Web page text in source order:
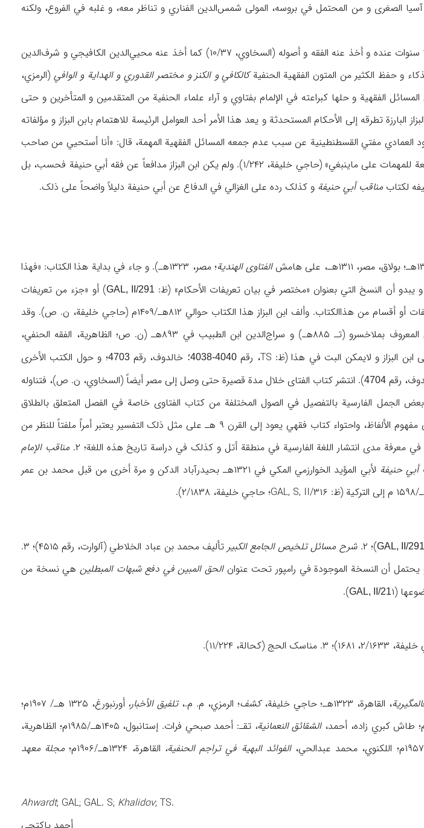
ص). والتقی في آسیا الصغری و من المحتمل في بروسه، المولی شمس‌الدین الفناري و تناظر معه، و غلبه في الفروع، ولکنه
ویمکن ذکر ابن عربشاه أحد تلامذة ابن البزاز حیث أقام ۴ سنوات عنده و أخذ عنه الفقه و أصوله (السخاوي، ۱۰/۳۷) کما أخذ عنه محیي‌الدین الکافیجي و شرف‌الدین
کالکافي و الکنز و مختصر القدوري و الهدایة و الوافي (الرمزي،
الفقهیة و حلها کبراعته في الإلمام بفتاوي و آراء علماء الحنفیة من المتقدمین و المتأخرین و حتی
تطرقه إلی الأحکام المستحدثة و یعد هذا الأمر أحد العوامل الرئیسة للاهتمام بابن البزاز و مؤلفاته
العمادي مفتي القسطنطینیة عن سبب عدم جمعه المسائل الفقهیة المهمة، قال: «أنا أستحیي من صاحب
] لأنه مجموعة شریفة جامعة للمهمات علی ماینبغي» (حاجي خلیفة، ۱/۲۴۲). ولم یکن ابن البزاز مدافعاً عن فقه أبي حنیفة فحسب، بل
لکتابمناقب أبي حنیفةو کذلک رده علی الغزالي في الدفاع عن أبي حنیفة دلیلاً واضحاً علی ذلک.
الفتاوی الهندیة
؛ مصر، ۱۳۲۳هـ). و جاء في بدایة هذا الکتاب: «فهذا
و یبدو أن النسخ التي بعنوان «مختصر في بیان تعریفات الأحکام» (ظ: GAL, II/291) أو «جزء من تعریفات
، ۹(۱)/۲۷) هي في الواقع مقتطفات أو أقسام من هذاالکتاب. وألف ابن البزاز هذا الکتاب حوالي ۸۱۲هـ/۱۴۰۹م (حاجي خلیفة، ن. ص). وقد
لخص هذا الکتاب جماعة منهم محمد بن فرامرز الرومي المعروف بملاخسرو (تـ ۸۸۵هـ) و سراج‌الدین ابن الطبیب في ۸۹۳هـ (ن. ص؛ الظاهریة، الفقه الحنفي،
4040-4038؛ خالدوف، رقم4703؛ و حول الکتب الأخری
رقم4704). انتشر کتاب الفتای خلال مدة قصیرة حتی وصل إلی مصر أیضاً (السخاوي، ن. ص)، فتناوله
بعض الجمل الفارسیة بالتفصیل في الصول المختلفة من کتاب الفتاوی خاصة في الفصل المتعلق بالطلاق
والارتداد و في المواضع التي یدور الحکم الفقهي فیها علی مفهوم الألفاظ، واحتواء کتاب فقهي یعود إلی القرن ۹ هـ علی مثل ذلک التفسیر یعتبر أمراً ملفتاً للنظر من
مدی انتشار اللغة الفارسیة في منطقة أتل و کذلک في دراسة تاریخ هذه اللغة؛ ۲.
مناقب الإمام
حنیفة
لأبي المؤید الخوارزمي المکي في ۱۳۲۱هـ بحیدرآباد الدکن و مرة أخری من قبل محمد بن عمر
)؛ ۲. شرح مسائل تلخیص الجامع الکبیرتألیف محمد بن عباد الخلاطي (آلوارت، رقم ۴۵۱۵)؛ ۳.
یحتمل أن النسخة الموجودة في رامپور تحت عنوان الحق المبین في دفع شبهات المبطلین هي نسخة من
(
GAL, II/21۱).
، القاهرة، ۱۳۲۳هـ؛ حاجي خلیفة، کشف؛ الرمزي، م. م.، تلفیق الأخبار،
أورنبورغ، ۱۳۲۵ هـ/ ۱۹۰۷م؛
الشقائق النعمانیة، تقـ: أحمد صبحي فرات. إستانبول، ۱۴۰۵هـ/۱۹۸۵م؛ الظاهریة،
الفوائد البهیة في تراجم الحنفیة، القاهرة، ۱۳۲۴هـ/۱۹۰۶م؛
مجلة معهد
Ahwardt; GAL; GAL. S; Khalidov; TS.